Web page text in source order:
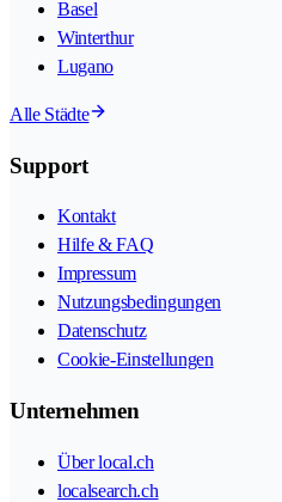
Basel
Winterthur
Lugano
Alle Städte
Support
Kontakt
Hilfe & FAQ
Impressum
Nutzungsbedingungen
Datenschutz
Cookie-Einstellungen
Unternehmen
Über local.ch
localsearch.ch